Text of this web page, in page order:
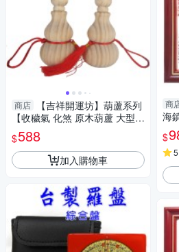
商店
【吉祥開運坊】葫蘆系列
【收穢氣 化煞 原木葫蘆 大型】
開光加持 擺放擇日
$588
加入購物車
商
海
開
$
5